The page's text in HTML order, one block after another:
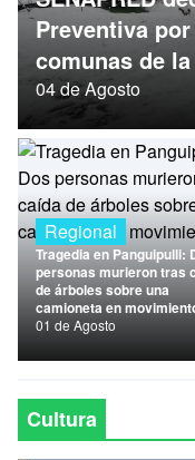
Nacional
Política
Preventiva
comunas de
04 de Agosto
Regional
Tragedia en Panguipulli:
personas murieron tras
de árboles sobre una
camioneta en
01 de Agosto
Cultura